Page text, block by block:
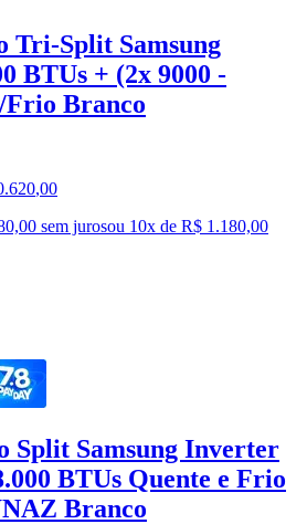
Tri-Split Samsung
BTUs + (2x 9000 -
Frio Branco
,00
sem jurosou 10x de R$ 1.180,00
Split Samsung Inverter
BTUs Quente e Frio
Branco